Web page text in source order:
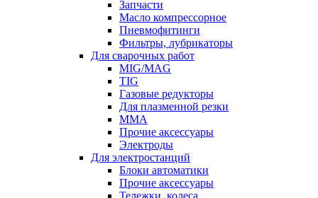
Запчасти
Масло компрессорное
Пневмофитинги
Фильтры, лубрикаторы
Для сварочных работ
MIG/MAG
TIG
Газовые редукторы
Для плазменной резки
ММА
Прочие аксессуары
Электроды
Для электростанций
Блоки автоматики
Прочие аксессуары
Тележки, колеса